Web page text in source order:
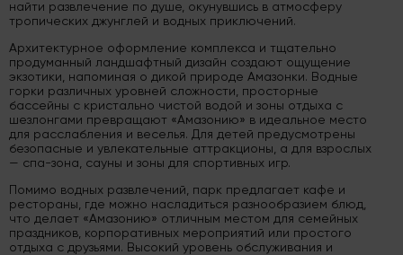
найти развлечение по душе, окунувшись в атмосферу
тропических джунглей и водных приключений.
Архитектурное оформление комплекса и тщательно
продуманный ландшафтный дизайн создают ощущение
экзотики, напоминая о дикой природе Амазонки. Водные
горки различных уровней сложности, просторные
бассейны с кристально чистой водой и зоны отдыха с
шезлонгами превращают «Амазонию» в идеальное место
для расслабления и веселья. Для детей предусмотрены
безопасные и увлекательные аттракционы, а для взрослых
— спа-зона, сауны и зоны для спортивных игр.
Помимо водных развлечений, парк предлагает кафе и
рестораны, где можно насладиться разнообразием блюд,
что делает «Амазонию» отличным местом для семейных
праздников, корпоративных мероприятий или простого
отдыха с друзьями. Высокий уровень обслуживания и